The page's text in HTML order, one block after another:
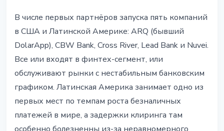
В числе первых партнёров запуска пять компаний
в США и Латинской Америке: ARQ (бывший
DolarApp), CBW Bank, Cross River, Lead Bank и Nuvei.
Все или входят в финтех-сегмент, или
обслуживают рынки с нестабильным банковским
графиком. Латинская Америка занимает одно из
первых мест по темпам роста безналичных
платежей в мире, а задержки клиринга там